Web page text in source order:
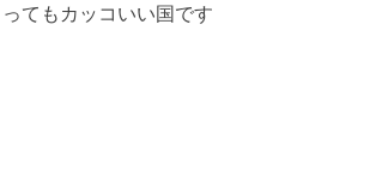
てもカッコいい国です